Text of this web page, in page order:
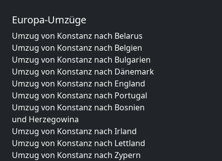
Europa-Umzüge
Umzug von Konstanz nach Belarus
Umzug von Konstanz nach Belgien
Umzug von Konstanz nach Bulgarien
Umzug von Konstanz nach Dänemark
Umzug von Konstanz nach England
Umzug von Konstanz nach Portugal
Umzug von Konstanz nach Bosnien
und Herzegowina
Umzug von Konstanz nach Irland
Umzug von Konstanz nach Lettland
Umzug von Konstanz nach Zypern